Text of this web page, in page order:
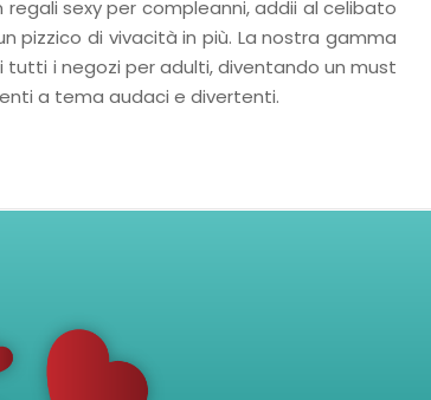
regali sexy per compleanni, addii al celibato
pizzico di vivacità in più. La nostra gamma
tutti i negozi per adulti, diventando un must
a tema audaci e divertenti.